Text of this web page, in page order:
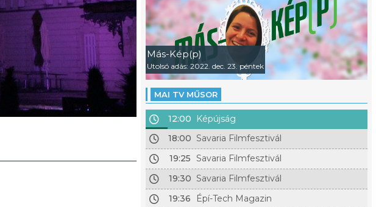
Más-Kép(p)
Utolsó adás: 2022. dec. 23. péntek
MAI TV MŰSOR
12:00
Képújság
18:00 Savaria Filmfesztivál
19:25 Savaria Filmfesztivál
19:30 Savaria Filmfesztivál
19:36
Épí-Tech Magazin